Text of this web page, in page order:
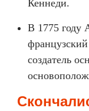
Кеннеди.
В 1775 году
создатель